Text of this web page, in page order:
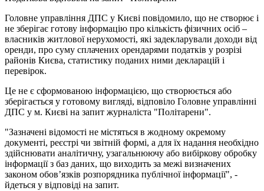
Головне управління ДПС у Києві повідомило, що не створює і
не зберігає готову інформацію про кількість фізичних осіб –
власників житлової нерухомості, які задекларували доходи від
оренди, про суму сплачених орендарями податків у розрізі
районів Києва, статистику поданих ними декларацій і
перевірок.
Це не є сформованою інформацією, що створюється або
зберігається у готовому вигляді, відповіло Головне управлінні
ДПС у м. Києві на запит журналіста "Політарени".
"Зазначені відомості не містяться в жодному окремому
документі, реєстрі чи звітній формі, а для їх надання необхідно
здійснювати аналітичну, узагальнюючу або вибіркову обробку
інформації з баз даних, що виходить за межі визначених
законом обов’язків розпорядника публічної інформації", -
йдеться у відповіді на запит.